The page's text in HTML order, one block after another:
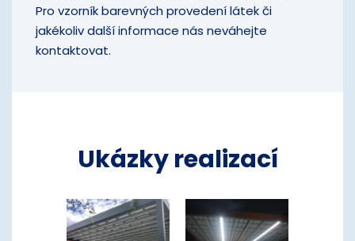
Pro vzorník barevných provedení látek či
jakékoliv další informace nás neváhejte
kontaktovat.
Ukázky realizací